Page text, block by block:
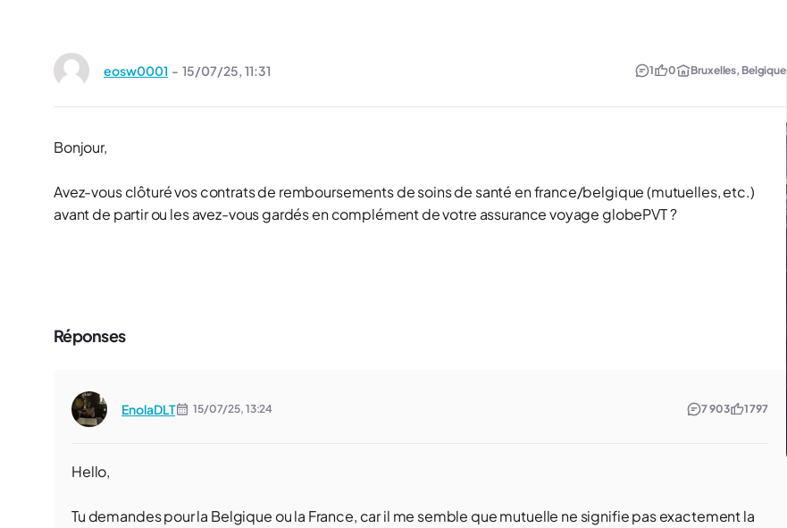
eosw0001 - 15/07/25, 11:31 1 0 Bruxelles, Belgique
Bonjour,
Avez-vous clôturé vos contrats de remboursements de soins de santé en france/belgique (mutuelles, etc.)
avant de partir ou les avez-vous gardés en complément de votre assurance voyage globePVT ?
Réponses
EnolaDLT 15/07/25, 13:24 7 903 1 797
Hello,
Tu demandes pour la Belgique ou la France, car il me semble que mutuelle ne signifie pas exactement la